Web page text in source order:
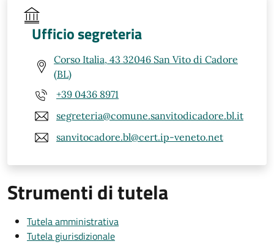
Ufficio segreteria
Corso Italia, 43 32046 San Vito di Cadore
(BL)
+39 0436 8971
segreteria@comune.sanvitodicadore.bl.it
sanvitocadore.bl@cert.ip-veneto.net
Strumenti di tutela
Tutela amministrativa
Tutela giurisdizionale